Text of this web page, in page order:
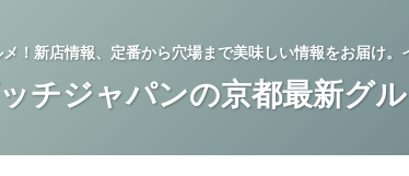
！新店情報、定番から穴場まで美味しい情報をお届け。
チジャパンの京都最新グル